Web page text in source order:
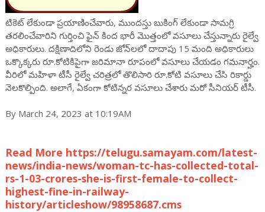
టికెట్‌ లేకుండా ప్రయాణించేవారు, ముందస్తు బుకింగ్‌ లేకుండా సామగ్రి
తరలించేవారిని గుర్తించి ఫైన్ కింద భారీ మొత్తంలో వసూలు చేస్తున్నారు రైల్వే
అధికారులు. దక్షిణాదిలోని రెండు జోన్‌లలో దాదాపు 15 మంది అధికారులు
ఒక్కొక్కరు రూ.కోటికిపైగా జరిమానా రూపంలో వసూలు చేయడం గమనార్హం.
వీరిలో మహిళా టీసీ రైల్వే చరిత్రలో తొలిసారి రూ.కోటి వసూలు చేసి రికార్డు
నెలకొల్పింది. అలాగే, ఏకంగా కోటిన్నర వసూలు చేశారు మరో సీనియర్ టీసీ.
By March 24, 2023 at 10:19AM
Read More https://telugu.samayam.com/latest-
news/india-news/woman-tc-has-collected-total-
rs-1-03-crores-she-is-first-female-to-collect-
highest-fine-in-railway-
history/articleshow/98958687.cms